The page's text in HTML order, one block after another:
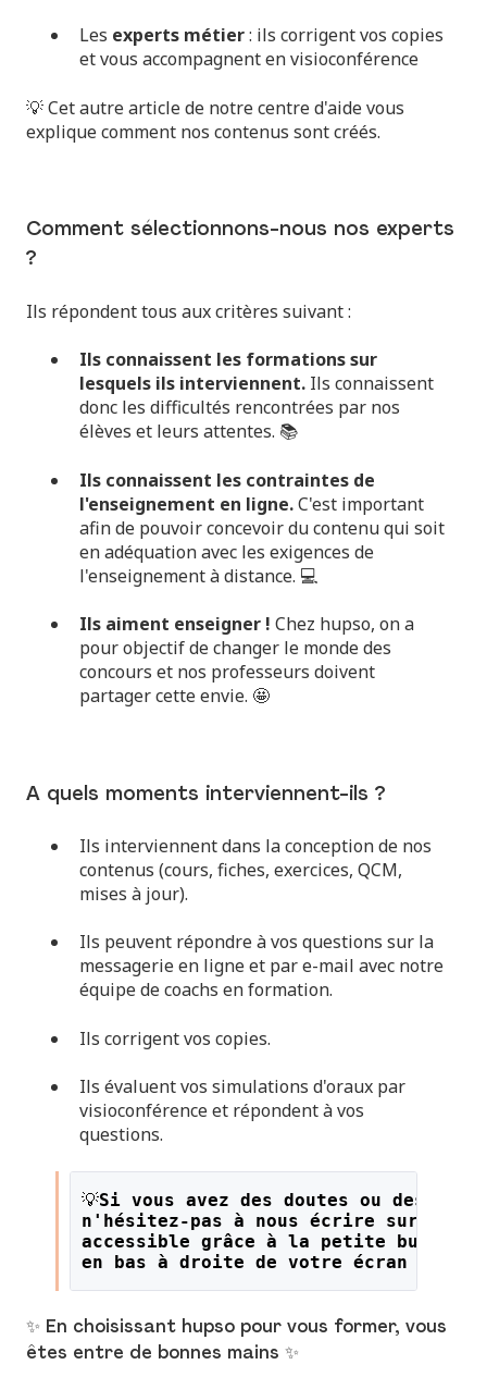
Les experts métier: ils corrigent vos copies
et vous accompagnent en visioconférence
💡 Cet autre article de notre centre d'aide vous
expliquecomment nos contenus sont créés.
Comment sélectionnons-nous nos experts
?
Ils répondent tous aux critères suivant :
Ils connaissent les formations sur
lesquels ils interviennent. Ils connaissent
donc les difficultés rencontrées par nos
élèves et leurs attentes. 📚
Ils connaissent les contraintes de
l'enseignement en ligne.C'est important
afin de pouvoir concevoir du contenu qui soit
en adéquation avec les exigences de
l'enseignement à distance. 💻
Ils aiment enseigner ! Chez hupso, on a
pour objectif de changer le monde des
concours et nos professeurs doivent
partager cette envie. 🤩
A quels moments interviennent-ils ?
Ils interviennent dans la conception de nos
contenus (cours, fiches, exercices, QCM,
mises à jour).
Ils peuvent répondre à vos questions sur la
messagerie en ligne et par e-mail avec notre
équipe de coachs en formation.
Ils corrigent vos copies.
Ils évaluent vos simulations d'oraux par
visioconférence et répondent à vos
questions.
💡Si vous avez des doutes ou des
n'hésitez-pas à nous écrire sur le
accessible grâce à la petite bulle
en bas à droite de votre écran !
✨ En choisissant hupso pour vous former, vous
êtes entre de bonnes mains ✨